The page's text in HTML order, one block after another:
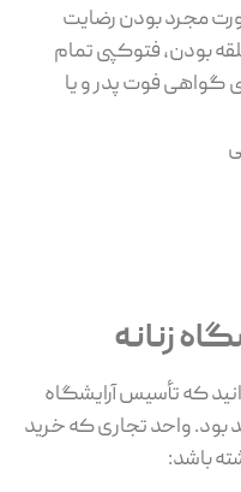
مجرد بودن رضایت
بودن، فتوکپی تمام
گواهی فوت پدر و یا
زنانه
که تأسیس آرایشگاه
بود. واحد تجاری که خرید
باشد: